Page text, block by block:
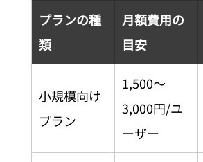
プランの種
類
月額費用の
目安
小規模向け
プラン
1,500〜
3,000円/ユ
ーザー